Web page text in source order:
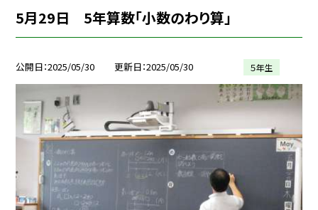
5月29日 5年算数「小数のわり算」
公開日 2025/05/30 更新日 2025/05/30 ５年生